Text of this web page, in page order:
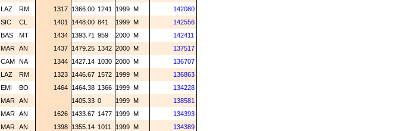
LAZ RM 1317 1366.00 1241 1999 M
142080
SIC CL 1401 1448.00 841 1999 M
142556
BAS MT 1434 1393.71 959 2000 M
142411
MAR AN 1437 1479.25 1342 2000 M
137517
CAM NA 1344 1427.14 1030 2000 M
136707
LAZ RM 1323 1446.67 1572 1999 M
136863
EMI BO 1464 1464.38 1366 1999 M
134228
MAR AN 1405.33 0 1999 M
138581
MAR AN 1626 1433.67 1477 1999 M
134393
MAR AN 1398 1355.14 1011 1999 M
134389